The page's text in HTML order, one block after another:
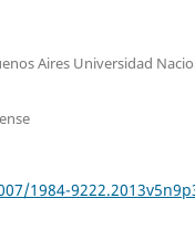
Aires Universidad
1984-